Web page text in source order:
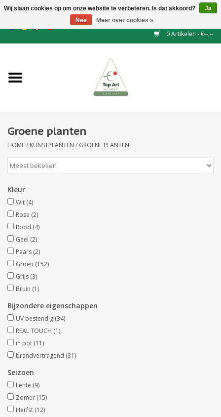
EUR/GBP/CHF
0 Artikelen - €--,--
NIEUW
Binderij
Kunstbloemen
Kunstplanten
Blad - en Bessentakken
Kunstfruit
Home deco
Groene planten
HOME/ KUNSTPLANTEN / GROENE PLANTEN
Kleur
Wit (4)
Rose (2)
Rood (4)
Geel (2)
Paars (2)
Groen (152)
Grijs (3)
Bruin (1)
Bijzondere eigenschappen
UV bestendig (34)
REAL TOUCH (1)
in pot (11)
brandvertragend (31)
Seizoen
Lente (9)
Zomer (15)
Herfst (12)
Wij slaan cookies op om onze website te verbeteren. Is dat akkoord?
Ja
Nee
Meer over cookies »